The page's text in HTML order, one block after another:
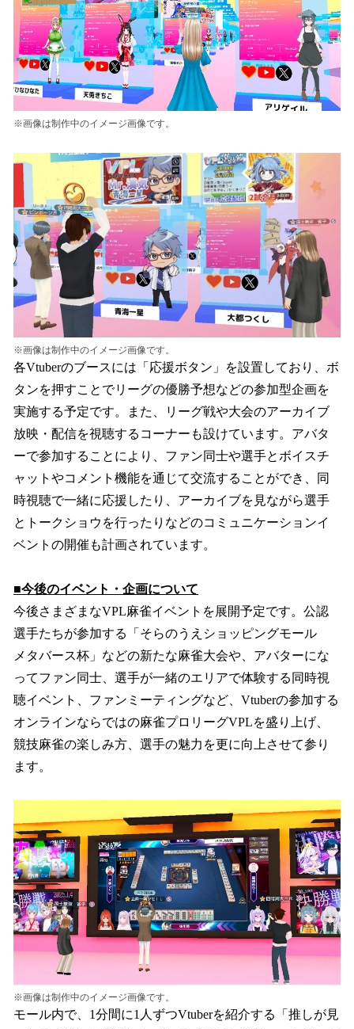
※画像は制作中のイメージ画像です。
※画像は制作中のイメージ画像です。
各Vtuberのブースには「応援ボタン」を設置しており、ボ
タンを押すことでリーグの優勝予想などの参加型企画を
実施する予定です。また、リーグ戦や大会のアーカイブ
放映・配信を視聴するコーナーも設けています。アバタ
ーで参加することにより、ファン同士や選手とボイスチ
ャットやコメント機能を通じて交流することができ、同
時視聴で一緒に応援したり、アーカイブを見ながら選手
とトークショウを行ったりなどのコミュニケーションイ
ベントの開催も計画されています。
■今後のイベント・企画について
今後さまざまなVPL麻雀イベントを展開予定です。公認
選手たちが参加する「そらのうえショッピングモール
メタバース杯」などの新たな麻雀大会や、アバターにな
ってファン同士、選手が一緒のエリアで体験する同時視
聴イベント、ファンミーティングなど、Vtuberの参加する
オンラインならではの麻雀プロリーグVPLを盛り上げ、
競技麻雀の楽しみ方、選手の魅力を更に向上させて参り
ます。
※画像は制作中のイメージ画像です。
モール内で、1分間に1人ずつVtuberを紹介する「推しが見